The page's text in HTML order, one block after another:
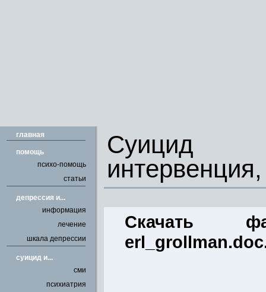
главная
помощь
психо-помощь
статьи
депрессия и...
информация
лечение
шкала депрессии
cуицид и...
сми
психиатрия
Суицид
Скачать